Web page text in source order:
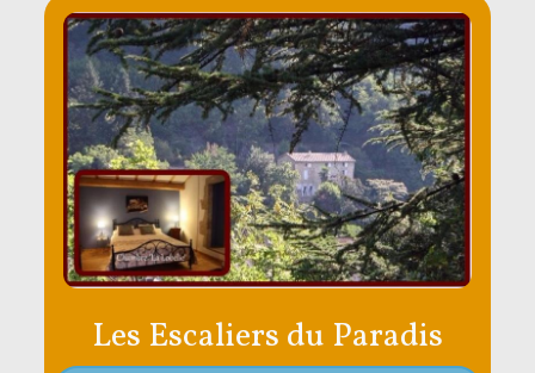
Les Escaliers du Paradis